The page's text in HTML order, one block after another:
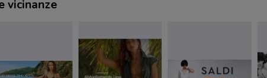
vicinanze